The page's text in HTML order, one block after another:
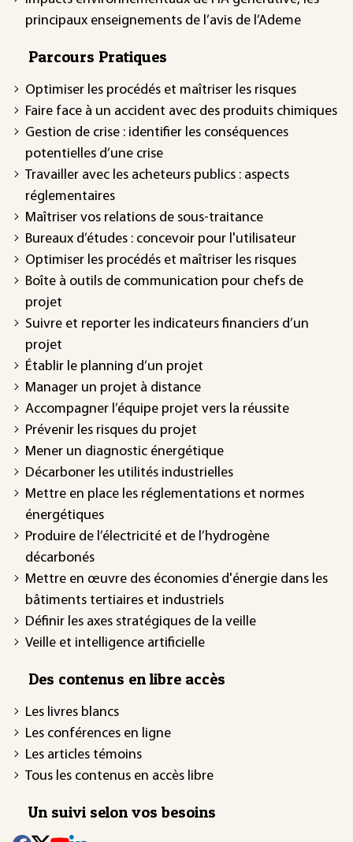
principaux enseignements de l’avis de l’Ademe
Parcours Pratiques
Optimiser les procédés et maîtriser les risques
Faire face à un accident avec des produits chimiques
Gestion de crise : identifier les conséquences
potentielles d’une crise
Travailler avec les acheteurs publics : aspects
réglementaires
Maîtriser vos relations de sous-traitance
Bureaux d’études : concevoir pour l'utilisateur
Optimiser les procédés et maîtriser les risques
Boîte à outils de communication pour chefs de
projet
Suivre et reporter les indicateurs financiers d’un
projet
Établir le planning d’un projet
Manager un projet à distance
Accompagner l’équipe projet vers la réussite
Prévenir les risques du projet
Mener un diagnostic énergétique
Décarboner les utilités industrielles
Mettre en place les réglementations et normes
énergétiques
Produire de l’électricité et de l’hydrogène
décarbonés
Mettre en œuvre des économies d'énergie dans les
bâtiments tertiaires et industriels
Définir les axes stratégiques de la veille
Veille et intelligence artificielle
Des contenus en libre accès
Les livres blancs
Les conférences en ligne
Les articles témoins
Tous les contenus en accès libre
Un suivi selon vos besoins